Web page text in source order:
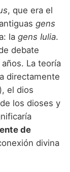
U
por V
W
por X
por Y
por Z
, que era el
gens
la gens Iulia.
debate
La teoría
directamente
el dios
los dioses y
de
divina